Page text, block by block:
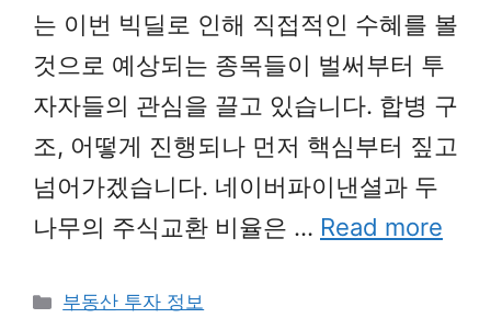
는 이번 빅딜로 인해 직접적인 수혜를 볼
것으로 예상되는 종목들이 벌써부터 투
자자들의 관심을 끌고 있습니다. 합병 구
조, 어떻게 진행되나 먼저 핵심부터 짚고
넘어가겠습니다. 네이버파이낸셜과 두
나무의 주식교환 비율은 … Read more
Categories
부동산 투자 정보